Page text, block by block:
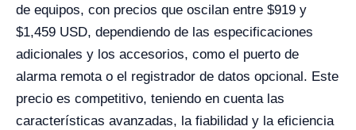
de equipos, con precios que oscilan entre $919 y
$1,459 USD, dependiendo de las especificaciones
adicionales y los accesorios, como el puerto de
alarma remota o el registrador de datos opcional. Este
precio es competitivo, teniendo en cuenta las
características avanzadas, la fiabilidad y la eficiencia